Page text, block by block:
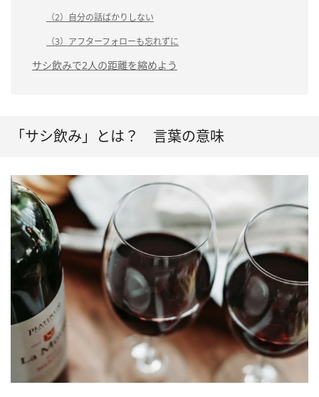
（2）自分の話ばかりしない
（3）アフターフォローも忘れずに
サシ飲みで2人の距離を縮めよう
「サシ飲み」とは？ 言葉の意味